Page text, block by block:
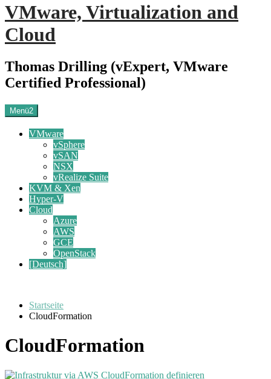
VMware, Virtualization and
Cloud
Thomas Drilling (vExpert, VMware
Certified Professional)
Menü2
VMware
vSphere
vSAN
NSX
vRealize Suite
KVM & Xen
Hyper-V
Cloud
Azure
AWS
GCE
OpenStack
[Deutsch]
Startseite
CloudFormation
CloudFormation